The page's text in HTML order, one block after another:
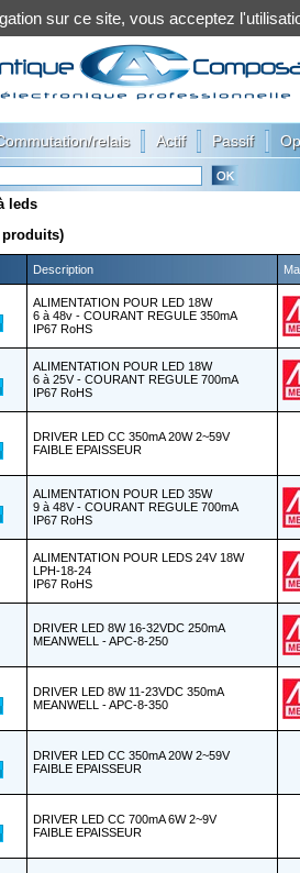
relais Actif Passif
leds
produits)
Description
ALIMENTATION POUR LED 18W
6 à 48v - COURANT REGULE 350mA
IP67 RoHS
ALIMENTATION POUR LED 18W
6 à 25V - COURANT REGULE 700mA
IP67 RoHS
DRIVER LED CC 350mA 20W 2~59V
FAIBLE EPAISSEUR
ALIMENTATION POUR LED 35W
9 à 48V - COURANT REGULE 700mA
IP67 RoHS
ALIMENTATION POUR LEDS 24V 18W
LPH-18-24
IP67 RoHS
DRIVER LED 8W 16-32VDC 250mA
MEANWELL - APC-8-250
DRIVER LED 8W 11-23VDC 350mA
MEANWELL - APC-8-350
DRIVER LED CC 350mA 20W 2~59V
FAIBLE EPAISSEUR
DRIVER LED CC 700mA 6W 2~9V
FAIBLE EPAISSEUR
sur ce site, vous acceptez